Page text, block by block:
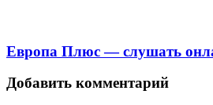
Европа Плюс — слушать
Добавить комментарий